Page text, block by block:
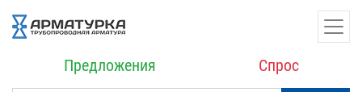
Предложения Спрос